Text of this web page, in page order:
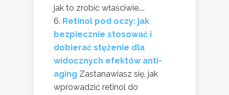
jak to zrobić właściwie....
Retinol pod oczy: jak
bezpiecznie stosować i
dobierać stężenie dla
widocznych efektów anti-
aging Zastanawiasz się, jak
wprowadzić retinol do